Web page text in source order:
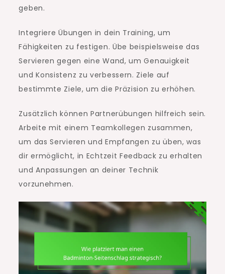
geben.
Integriere Übungen in dein Training, um
Fähigkeiten zu festigen. Übe beispielsweise das
Servieren gegen eine Wand, um Genauigkeit
und Konsistenz zu verbessern. Ziele auf
bestimmte Ziele, um die Präzision zu erhöhen.
Zusätzlich können Partnerübungen hilfreich sein.
Arbeite mit einem Teamkollegen zusammen,
um das Servieren und Empfangen zu üben, was
dir ermöglicht, in Echtzeit Feedback zu erhalten
und Anpassungen an deiner Technik
vorzunehmen.